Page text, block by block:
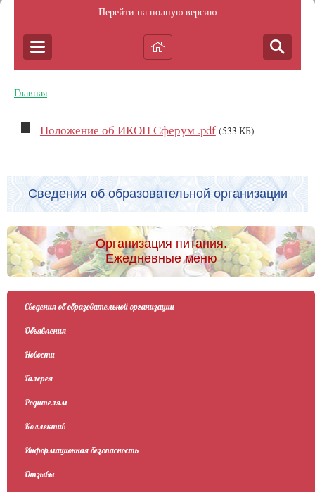
Перейти на полную версию
Главная
Положение об ИКОП Сферум .pdf (533 КБ)
Сведения об образовательной организации
Организация питания.
Ежедневные меню
Сведения об образовательной организации
Объявления
Новости
Галерея
Родителям
Коллектив
Информационная безопасность
Отзывы